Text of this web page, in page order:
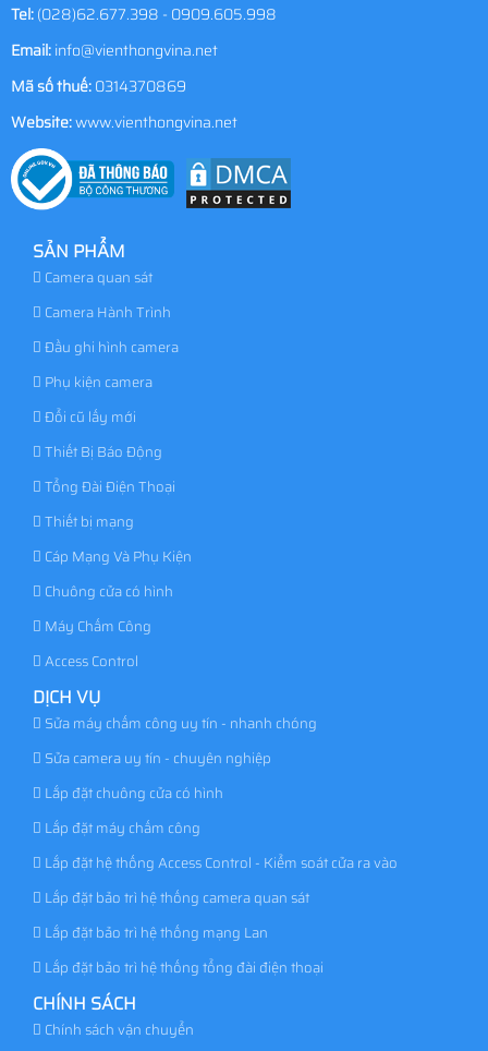
Tel:(028)62.677.398 - 0909.605.998
Email:info@vienthongvina.net
Mã số thuế:0314370869
Website:www.vienthongvina.net
SẢN PHẨM
Camera quan sát
Camera Hành Trình
Đầu ghi hình camera
Phụ kiện camera
Đổi cũ lấy mới
Thiết Bị Báo Động
Tổng Đài Điện Thoại
Thiết bị mạng
Cáp Mạng Và Phụ Kiện
Chuông cửa có hình
Máy Chấm Công
Access Control
DỊCH VỤ
Sửa máy chấm công uy tín - nhanh chóng
Sửa camera uy tín - chuyên nghiệp
Lắp đặt chuông cửa có hình
Lắp đặt máy chấm công
Lắp đặt hệ thống Access Control - Kiểm soát cửa ra vào
Lắp đặt bảo trì hệ thống camera quan sát
Lắp đặt bảo trì hệ thống mạng Lan
Lắp đặt bảo trì hệ thống tổng đài điện thoại
CHÍNH SÁCH
Chính sách vận chuyển